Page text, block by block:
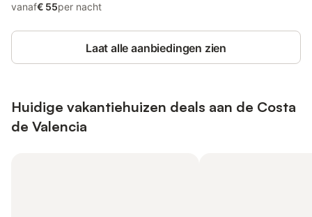
vanaf€ 55per nacht
Laat alle aanbiedingen zien
Huidige vakantiehuizen deals aan de Costa
de Valencia